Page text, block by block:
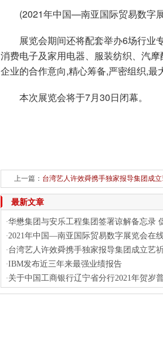
(2021年中国—南亚国际贸易数字
展览会期间还将配套举办6场行业
消费电子及家用电器、服装纺织、汽
企业的合作意向,精心筹备,严密组织,最
本次展览会将于7月30日闭幕。
上一篇： 台湾艺人许效舜携手独家报导集团成
最新文章
·华懋集团与安乐工程集团签署谅解备忘录
·2021年中国—南亚国际贸易数字展览会在
·台湾艺人许效舜携手独家报导集团成立艺
·IBM发布近三年来最强业绩报告
·关于中国工商银行辽宁省分行2021年贺岁